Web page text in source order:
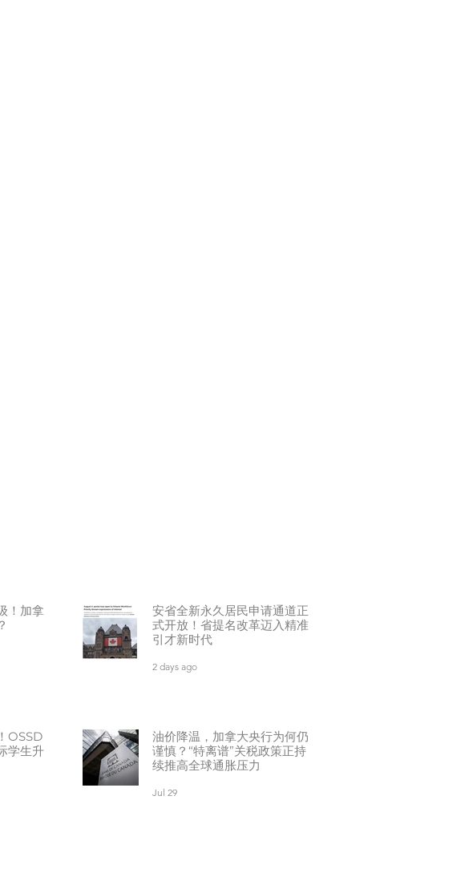
！加拿
安省全新永久居民申请通道正
式开放！省提名改革迈入精准
引才新时代
2 days ago
OSSD
学生升
油价降温，加拿大央行为何仍
谨慎？“特离谱”关税政策正持
续推高全球通胀压力
Jul 29